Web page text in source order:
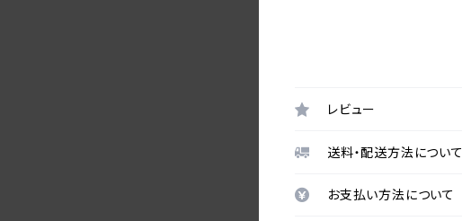
レビュー
送料・配送方法について
お支払い方法について